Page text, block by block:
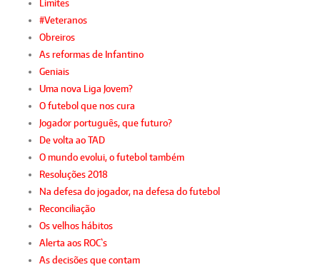
Limites
#Veteranos
Obreiros
As reformas de Infantino
Geniais
Uma nova Liga Jovem?
O futebol que nos cura
Jogador português, que futuro?
De volta ao TAD
O mundo evolui, o futebol também
Resoluções 2018
Na defesa do jogador, na defesa do futebol
Reconciliação
Os velhos hábitos
Alerta aos ROC`s
As decisões que contam